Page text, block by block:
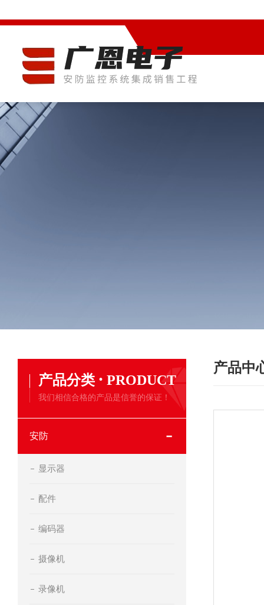
产品分类 · PRODUCT
我们相信合格的产品是信誉的保证！
安防
显示器
配件
编码器
摄像机
录像机
产品中